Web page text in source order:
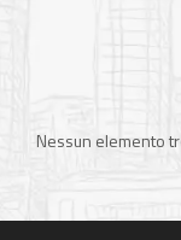
Nessun elemento